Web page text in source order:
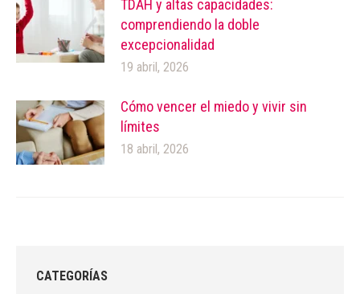
TDAH y altas capacidades:
comprendiendo la doble
excepcionalidad
19 abril, 2026
Cómo vencer el miedo y vivir sin
límites
18 abril, 2026
CATEGORÍAS